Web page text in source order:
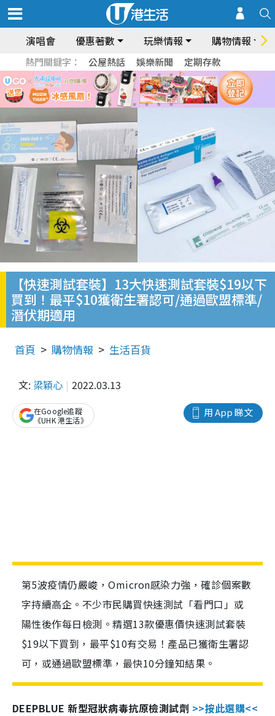
演唱會 優惠著數 玩樂情報 購物情報
熱門關鍵字： 公屋熱話 娛樂新聞 定期存款
【快速測試套裝】13大快速測試套裝$19以下
買到！最平$10獲衛生署認可/通過歐盟標準/
潛伏期適用
首頁 購物情報 生活百貨
文: 梁穎心 2022.03.13
用 App 睇文
在Google追蹤
《UHK 港生活》
第5波疫情仍嚴峻，Omicron感染力強，確診個案數
字持續高企。不少市民購買快速測試「看門口」或
陽性後作每日檢測。精選13款優惠價快速測試套裝
$19以下買到，最平$10有交易！產品已獲衛生署認
可，或通過歐盟標準，最快10分鐘知結果。
DEEPBLUE 新型冠狀病毒抗原檢測試劑 >>按此選購<<